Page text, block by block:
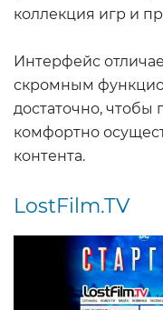
коллекция игр и
Интерфейс
скромным
достаточно, чтобы
комфортно
контента.
LostFilm.TV